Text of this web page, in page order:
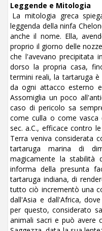
Leggende e Mitologia
La mitologia greca
leggenda della ninfa
anche il nome. Ella,
proprio il giorno delle
che l'avevano precipitata
dorso la propria casa,
termini reali, la tartaruga
da ogni attacco esterno
Assomiglia un poco
caso di pericolo sa
come culla o come
sec. a.C., efficace contro
Terra veniva considerata
tartaruga marina di
magicamente la stabilità
informa della presunta
tartaruga indiana, di
tutto ciò incrementò una
dall'Asia e dall'Africa,
per questo, considerato
animali sacri e può avere